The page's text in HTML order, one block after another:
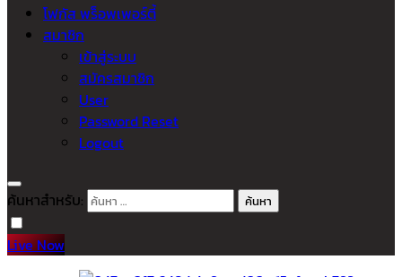
โฟกัส พร็อพเพอร์ตี้
สมาชิก
เข้าสู่ระบบ
สมัครสมาชิก
User
Password Reset
Logout
ค้นหาสำหรับ:
Live Now